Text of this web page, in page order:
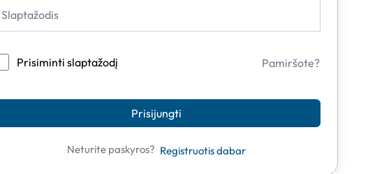
Prisiminti slaptažodį Pamiršote?
Prisijungti
Neturite paskyros? Registruotis dabar